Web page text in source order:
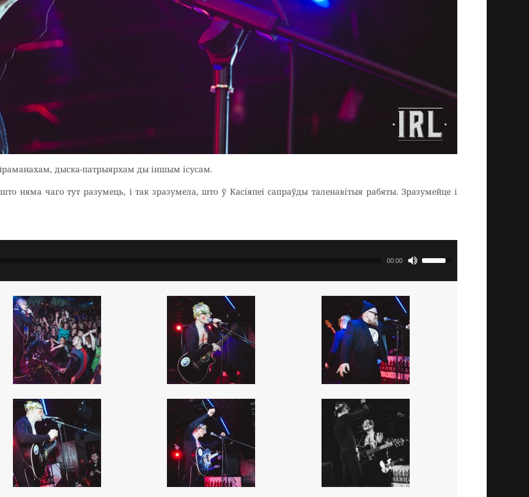
дыска-патрыярхам ды іншым ісусам.
няма чаго тут разумець, і так зразумела, што ў Касіяпеі сапраўды таленавітыя рабяты. Зразумейце і
00:00